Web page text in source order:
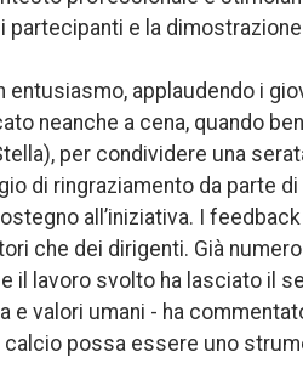
e la
applaudendo i
neanche a cena, quando
per condividere una
di ringraziamento da parte
all’iniziativa. I
che dei dirigenti. Già
il lavoro svolto ha lasciato il
valori umani - ha
possa essere uno